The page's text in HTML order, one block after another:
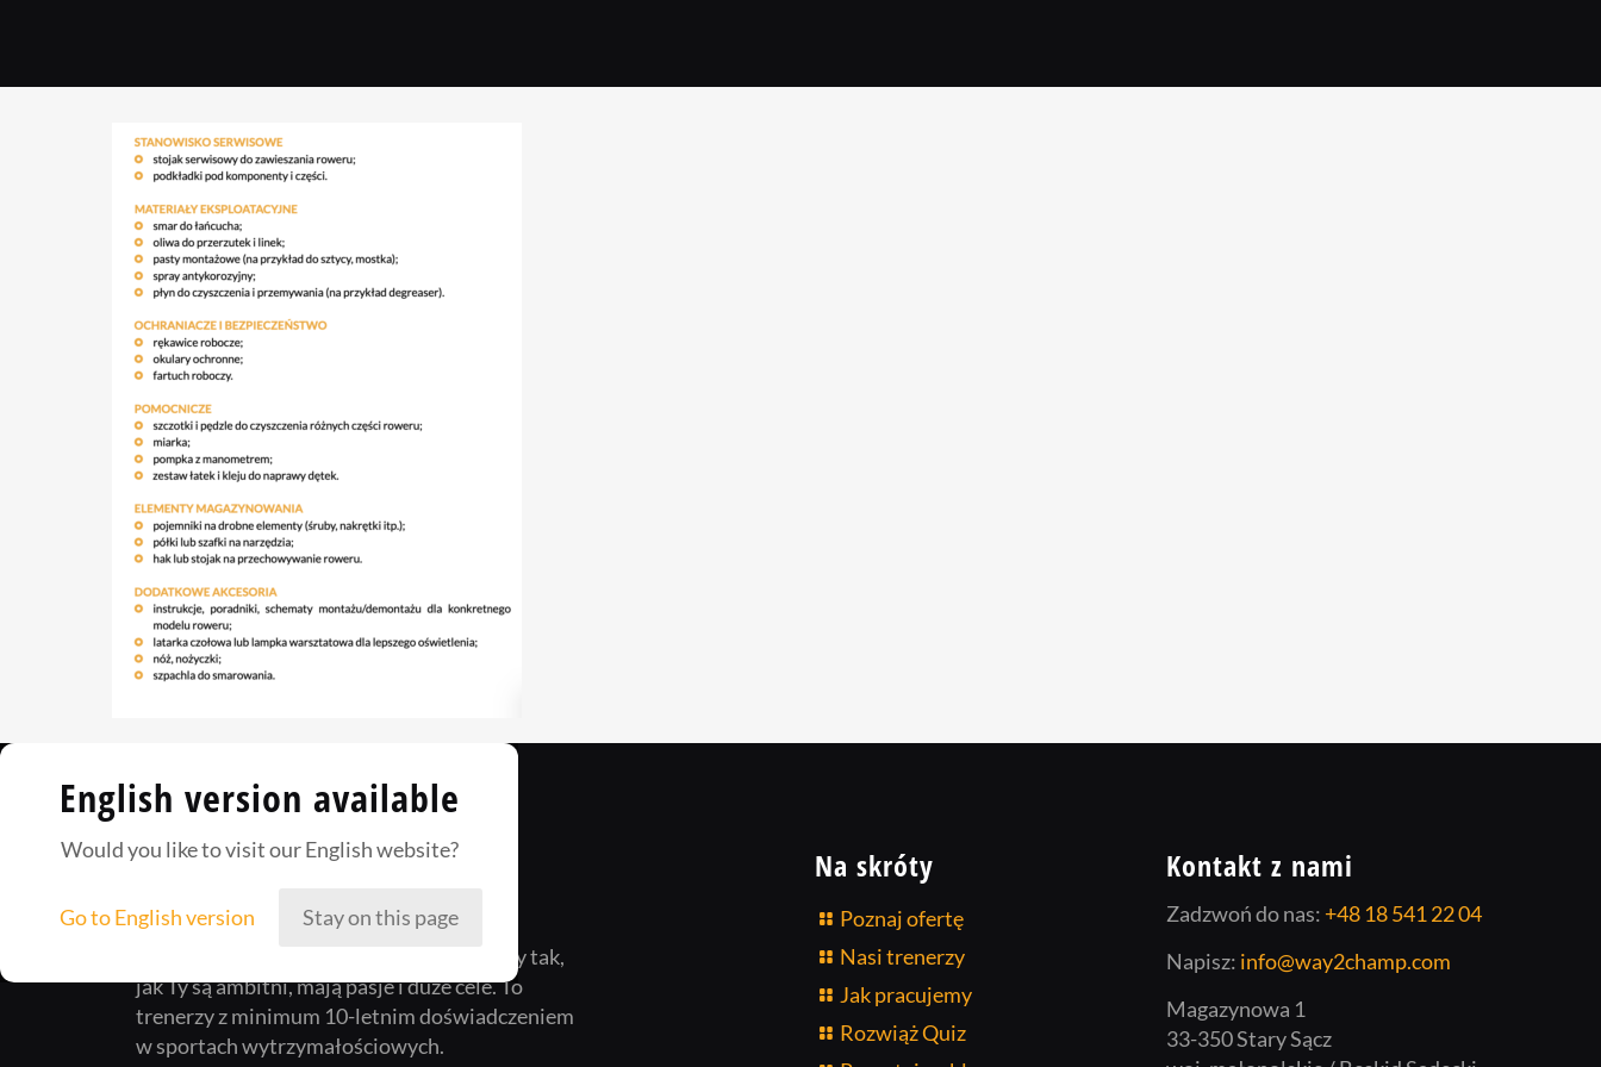
Way2Champ to zgrana załoga ludzi, którzy tak,
jak Ty są ambitni, mają pasje i duże cele. To
trenerzy z minimum 10-letnim doświadczeniem
w sportach wytrzymałościowych.
Na skróty
Poznaj ofertę
Nasi trenerzy
Jak pracujemy
Rozwiąż Quiz
Kontakt z nami
Zadzwoń do nas: +48 18 541 22 04
Napisz: info@way2champ.com
Magazynowa 1
33-350 Stary Sącz
English version available
Would you like to visit our English website?
Go to English version Stay on this page